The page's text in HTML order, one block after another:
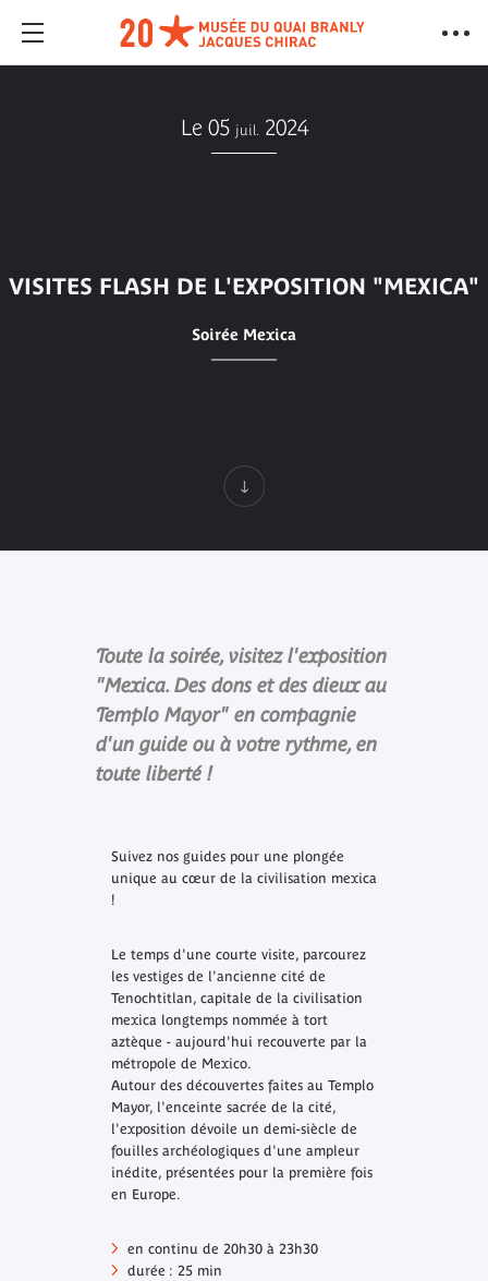
Le 05 juil. 2024
VISITES FLASH DE L'EXPOSITION "MEXICA"
Soirée Mexica
Toute la soirée, visitez l'exposition
"Mexica. Des dons et des dieux au
Templo Mayor" en compagnie
d'un guide ou à votre rythme, en
toute liberté !
Suivez nos guides pour une plongée
unique au cœur de la civilisation mexica
!
Le temps d'une courte visite, parcourez
les vestiges de l'ancienne cité de
Tenochtitlan, capitale de la civilisation
mexica longtemps nommée à tort
aztèque - aujourd'hui recouverte par la
métropole de Mexico.
Autour des découvertes faites au Templo
Mayor, l'enceinte sacrée de la cité,
l'exposition dévoile un demi-siècle de
fouilles archéologiques d'une ampleur
inédite, présentées pour la première fois
en Europe.
en continu de 20h30 à 23h30
durée : 25 min